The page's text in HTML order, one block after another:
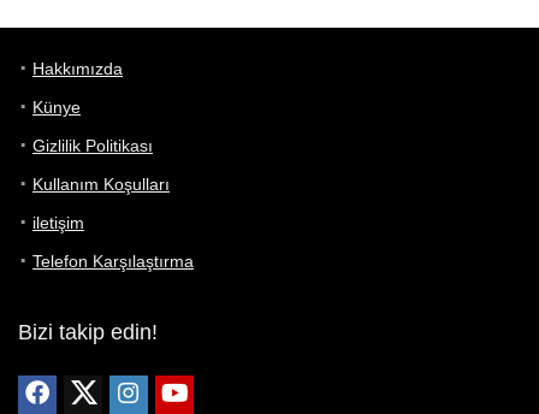
Hakkımızda
Künye
Gizlilik Politikası
Kullanım Koşulları
iletişim
Telefon Karşılaştırma
Bizi takip edin!